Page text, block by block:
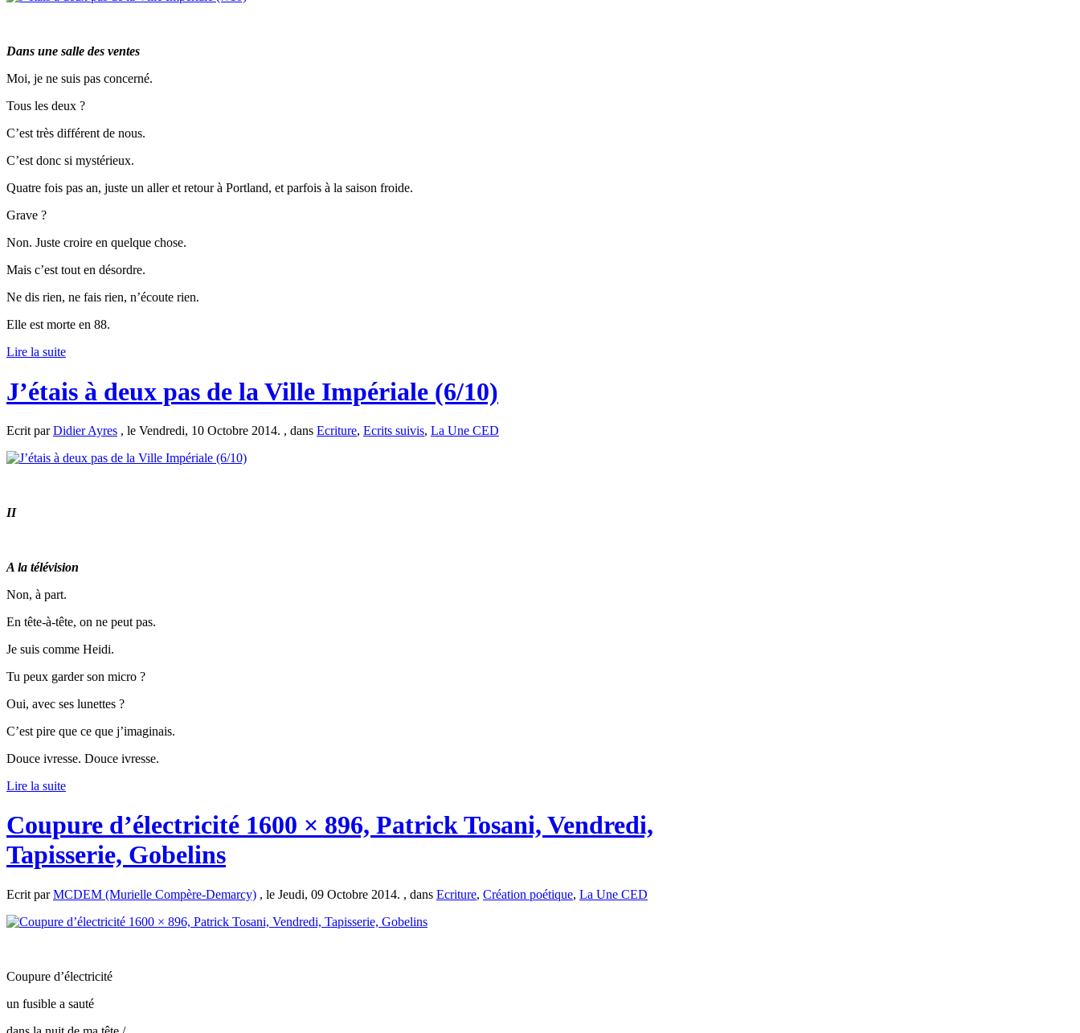
Dans une salle des ventes
Moi, je ne suis pas concerné.
Tous les deux ?
C’est très différent de nous.
C’est donc si mystérieux.
Quatre fois pas an, juste un aller et retour à Portland, et parfois à la saison froide.
Grave ?
Non. Juste croire en quelque chose.
Mais c’est tout en désordre.
Ne dis rien, ne fais rien, n’écoute rien.
Elle est morte en 88.
Lire la suite
J’étais à deux pas de la Ville Impériale (6/10)
Ecrit parDidier Ayres , le Vendredi, 10 Octobre 2014. , dans Ecriture, Ecrits suivis, La Une CED
II
A la télévision
Non, à part.
En tête-à-tête, on ne peut pas.
Je suis comme Heidi.
Tu peux garder son micro ?
Oui, avec ses lunettes ?
C’est pire que ce que j’imaginais.
Douce ivresse. Douce ivresse.
Lire la suite
Coupure d’électricité 1600 × 896, Patrick Tosani, Vendredi,
Tapisserie, Gobelins
Ecrit parMCDEM (Murielle Compère-Demarcy) , le Jeudi, 09 Octobre 2014. , dans Ecriture, Création poétique, La Une CED
Coupure d’électricité
un fusible a sauté